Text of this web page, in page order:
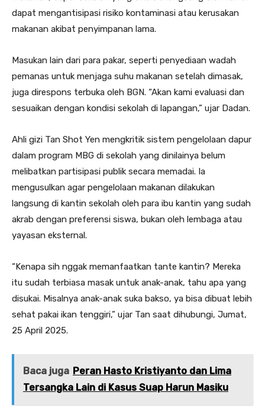
dapat mengantisipasi risiko kontaminasi atau kerusakan
makanan akibat penyimpanan lama.
Masukan lain dari para pakar, seperti penyediaan wadah
pemanas untuk menjaga suhu makanan setelah dimasak,
juga direspons terbuka oleh BGN. “Akan kami evaluasi dan
sesuaikan dengan kondisi sekolah di lapangan,” ujar Dadan.
Ahli gizi Tan Shot Yen mengkritik sistem pengelolaan dapur
dalam program MBG di sekolah yang dinilainya belum
melibatkan partisipasi publik secara memadai. Ia
mengusulkan agar pengelolaan makanan dilakukan
langsung di kantin sekolah oleh para ibu kantin yang sudah
akrab dengan preferensi siswa, bukan oleh lembaga atau
yayasan eksternal.
“Kenapa sih nggak memanfaatkan tante kantin? Mereka
itu sudah terbiasa masak untuk anak-anak, tahu apa yang
disukai. Misalnya anak-anak suka bakso, ya bisa dibuat lebih
sehat pakai ikan tenggiri,” ujar Tan saat dihubungi, Jumat,
25 April 2025.
Baca juga Peran Hasto Kristiyanto dan Lima
Tersangka Lain di Kasus Suap Harun Masiku